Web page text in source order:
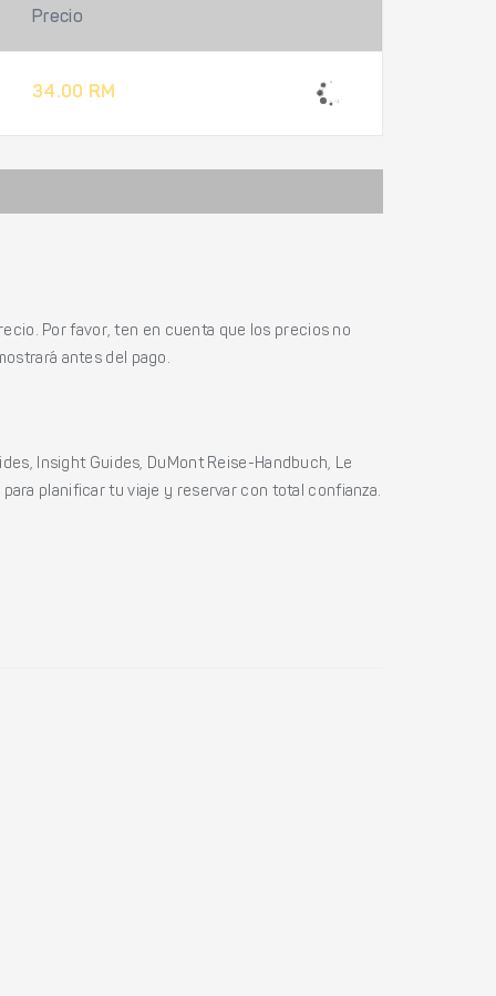
Precio
34.00 RM
Por favor, ten en cuenta que los precios no
antes del pago.
Insight Guides, DuMont Reise-Handbuch, Le
planificar tu viaje y reservar con total confianza.